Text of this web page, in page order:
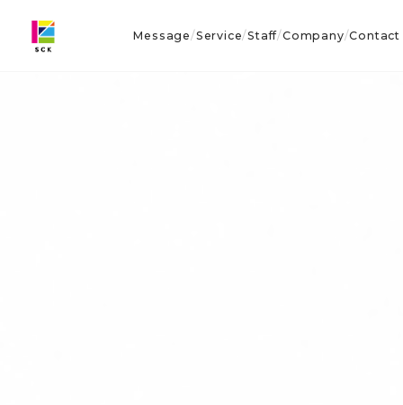
Message/Service/Staff/Company/Contact